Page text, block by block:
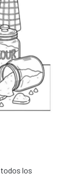
los